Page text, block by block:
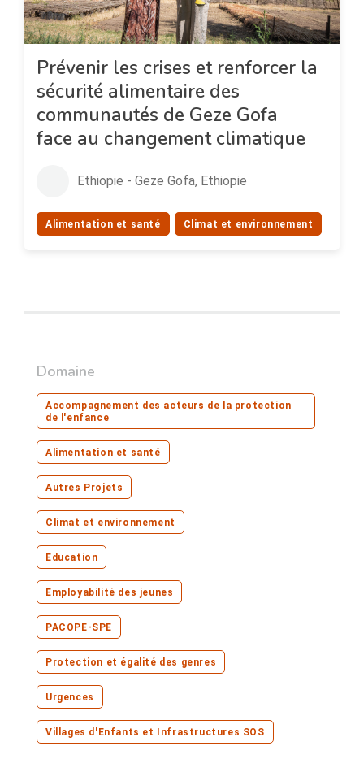
Prévenir les crises et renforcer la
sécurité alimentaire des
communautés de Geze Gofa
face au changement climatique
Ethiopie - Geze Gofa, Ethiopie
Alimentation et santé Climat et environnement
Domaine
Accompagnement des acteurs de la protection
de l'enfance
Alimentation et santé
Autres Projets
Climat et environnement
Education
Employabilité des jeunes
PACOPE-SPE
Protection et égalité des genres
Urgences
Villages d'Enfants et Infrastructures SOS